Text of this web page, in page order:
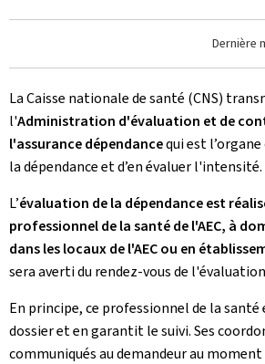
Dernière
La Caisse nationale de santé (CNS)
l'Administration d'évaluation et de
l'assurance dépendancequi est
la dépendance et d’en évaluer l'intensité.
L’évaluation de la dépendance est
professionnel de la santé de l'AEC, à
dans les locaux de l'AEC ou en
sera averti du rendez-vous de
En principe, ce professionnel de la
dossier et en garantit le suivi. Ses
communiqués au demandeur au